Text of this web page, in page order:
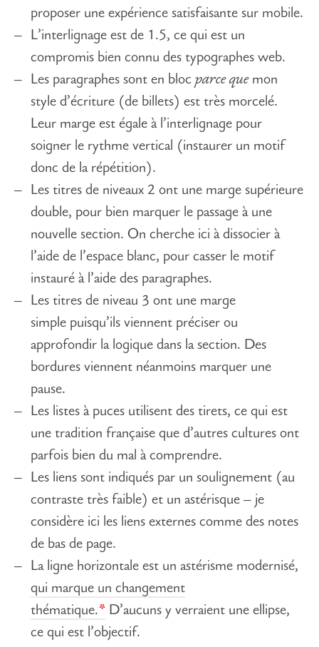
proposer une expérience satisfaisante sur mobile.
L’interlignage est de 1.5, ce qui est un
compromis bien connu des typographes web.
Les paragraphes sont en blocparce quemon
style d’écriture (de billets) est très morcelé.
Leur marge est égale à l’interlignage pour
soigner le rythme vertical (instaurer un motif
donc de la répétition).
Les titres de niveaux 2 ont une marge supérieure
double, pour bien marquer le passage à une
nouvelle section. On cherche ici à dissocier à
l’aide de l’espace blanc, pour casser le motif
instauré à l’aide des paragraphes.
Les titres de niveau 3 ont une marge
simple puisqu’ils viennent préciser ou
approfondir la logique dans la section. Des
bordures viennent néanmoins marquer une
pause.
Les listes à puces utilisent des tirets, ce qui est
une tradition française que d’autres cultures ont
parfois bien du mal à comprendre.
Les liens sont indiqués par un soulignement (au
contraste très faible) et un astérisque – je
considère ici les liens externes comme des notes
de bas de page.
La ligne horizontale est un astérisme modernisé,
qui marque un changement
thématique. D’aucuns y verraient une ellipse,
ce qui est l’objectif.